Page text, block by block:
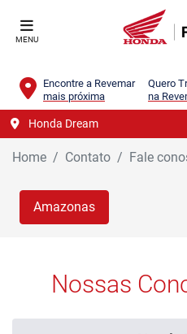
MENU
Encontre a Revemar
mais próxima
Quero
na
Honda Dream
Home Contato Fale
Amazonas
Nossas